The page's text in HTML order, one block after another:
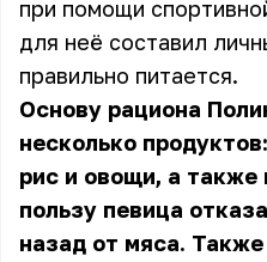
при помощи
для неё составил
правильно питается.
Основу рациона
несколько
рис и овощи, а также
пользу певица
назад от мяса.